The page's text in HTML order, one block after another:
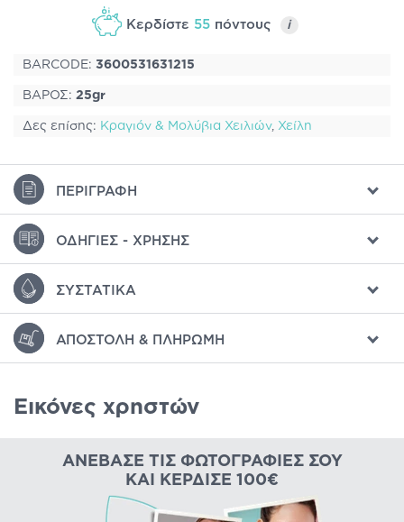
Κερδίστε 55 πόντους i
BARCODE: 3600531631215
ΒΑΡΟΣ: 25gr
Δες επίσης: Κραγιόν & Μολύβια Χειλιών, Χείλη
ΠΕΡΙΓΡΑΦΉ
ΟΔΗΓΊΕΣ - ΧΡΉΣΗΣ
ΣΥΣΤΑΤΙΚΆ
ΑΠΟΣΤΟΛΉ & ΠΛΗΡΩΜΉ
Εικόνες χρηστών
ΑΝΈΒΑΣΕ ΤΙΣ ΦΩΤΟΓΡΑΦΊΕΣ ΣΟΥ
ΚΑΙ ΚΈΡΔΙΣΕ 100€